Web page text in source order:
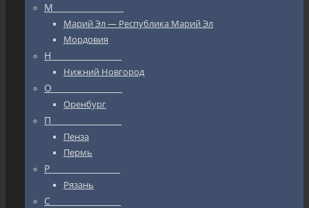
М_________________
Марий Эл — Республика Марий Эл
Мордовия
Н_________________
Нижний Новгород
О_________________
Оренбург
П_________________
Пенза
Пермь
Р_________________
Рязань
С_________________